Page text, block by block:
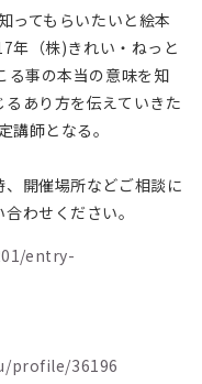
ってもらいたいと絵本
年（株)きれい・ねっと
る事の本当の意味を知
あり方を伝えていきた
師となる。
開催場所などご相談に
わせください。
entry-
profile/36196